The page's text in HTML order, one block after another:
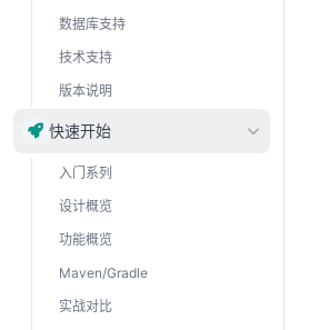
数据库支持
技术支持
版本说明
快速开始
入门系列
设计概览
功能概览
Maven/Gradle
实战对比